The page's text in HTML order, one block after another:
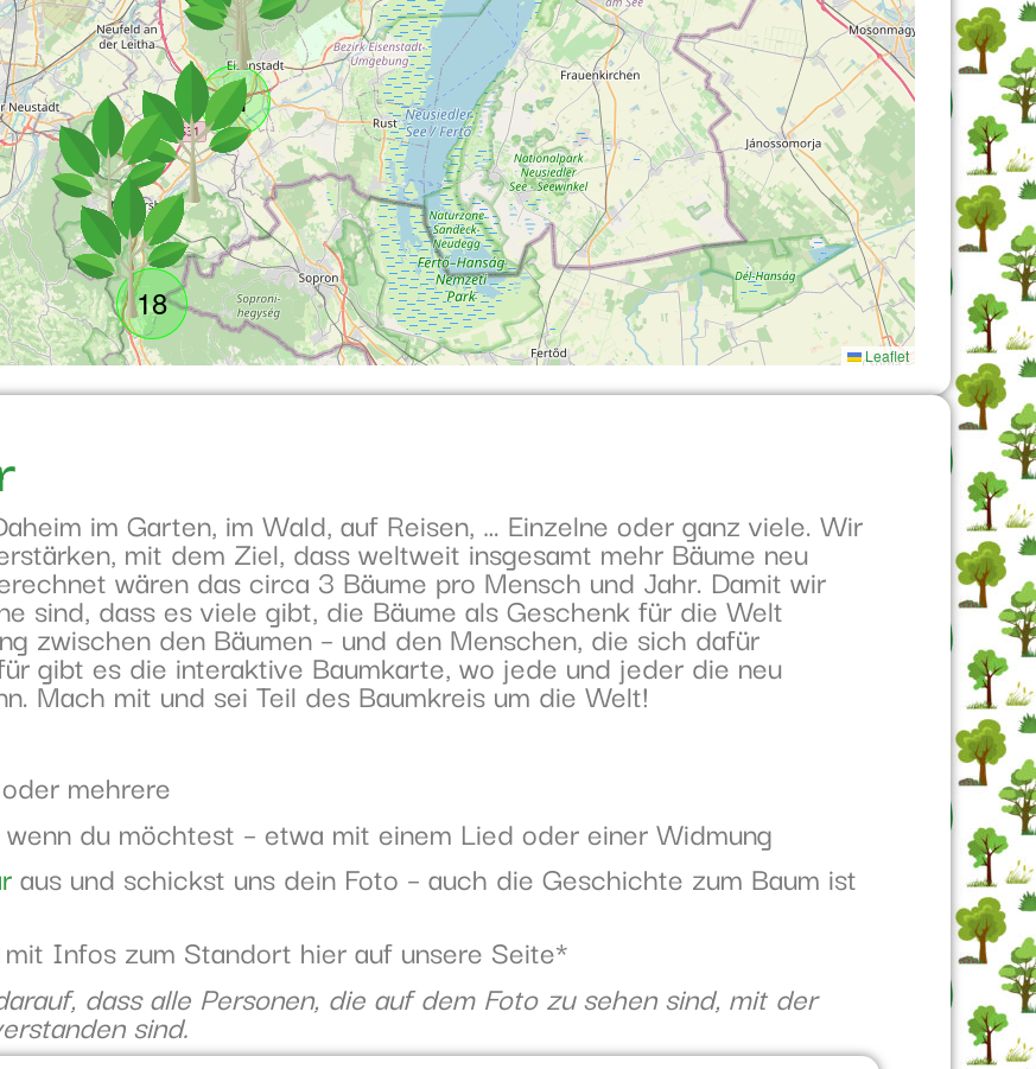
18
21
Leaflet
im Garten, im Wald, auf Reisen, … Einzelne oder ganz viele. Wir
mit dem Ziel, dass weltweit insgesamt mehr Bäume neu
wären das circa 3 Bäume pro Mensch und Jahr. Damit wir
sind, dass es viele gibt, die Bäume als Geschenk für die Welt
zwischen den Bäumen – und den Menschen, die sich dafür
gibt es die interaktive Baumkarte, wo jede und jeder die neu
Mach mit und sei Teil des Baumkreis um die Welt!
mehrere
du möchtest – etwa mit einem Lied oder einer Widmung
aus und schickst uns dein Foto – auch die Geschichte zum Baum ist
Infos zum Standort hier auf unsere Seite*
dass alle Personen, die auf dem Foto zu sehen sind, mit der
sind.